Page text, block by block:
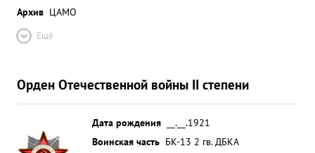
Архив ЦАМО
Ещё
Орден Отечественной войны II степени
Дата рождения
__.__.1921
Воинская часть БК-13 2 гв. ДБКА